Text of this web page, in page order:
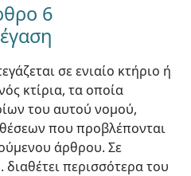
6
σε ενιαίο κτήριο ή
κτίρια, τα οποία
του αυτού νομού,
που προβλέπονται
άρθρου. Σε
περισσότερα του